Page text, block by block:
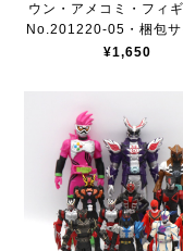
ウン・アメコミ・フィギ
No.201220-05・梱包
¥1,650